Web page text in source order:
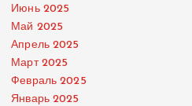
Июнь 2025
Май 2025
Апрель 2025
Март 2025
Февраль 2025
Январь 2025